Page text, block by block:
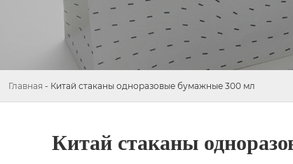
Главная - Китай стаканы одноразовые бумажные 300 мл
Китай стаканы